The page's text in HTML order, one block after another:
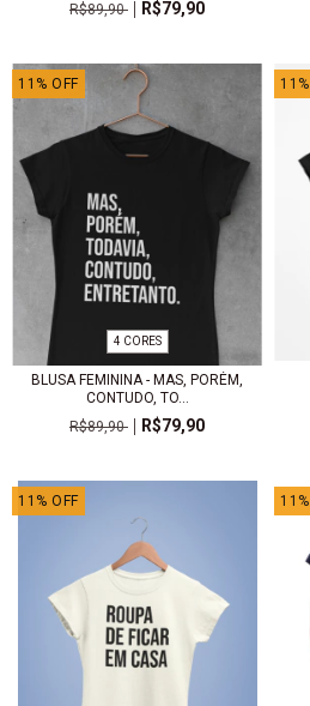
R$89,90
R$79,90
11 % OFF
4 CORES
BLUSA FEMININA - MAS, PORÉM,
CONTUDO, TO...
R$89,90
R$79,90
11 %
11 % OFF 11 %